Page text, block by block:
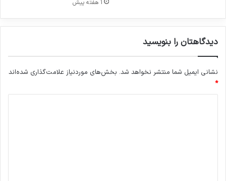
1 هفته پیش
دیدگاهتان را بنویسید
نشانی ایمیل شما منتشر نخواهد شد. بخش‌های موردنیاز علامت‌گذاری شده‌اند
*